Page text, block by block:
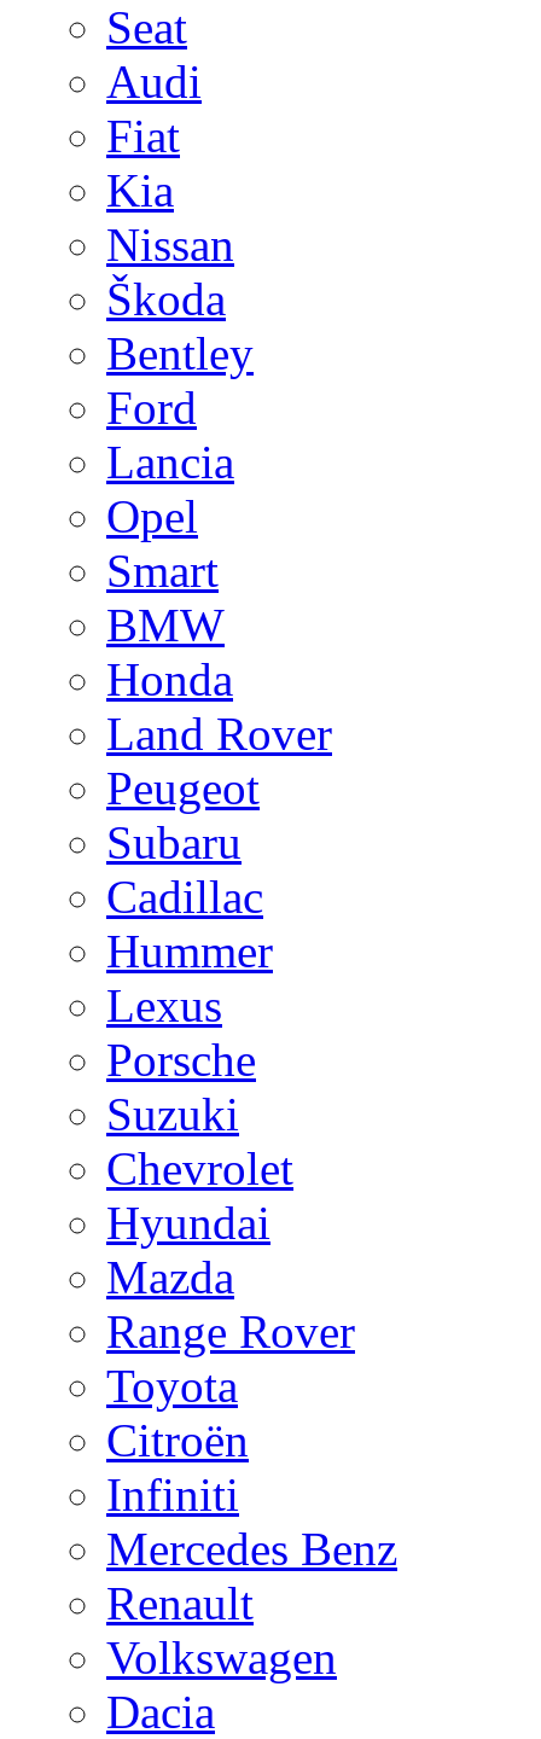
Seat
Audi
Fiat
Kia
Nissan
Škoda
Bentley
Ford
Lancia
Opel
Smart
BMW
Honda
Land Rover
Peugeot
Subaru
Cadillac
Hummer
Lexus
Porsche
Suzuki
Chevrolet
Hyundai
Mazda
Range Rover
Toyota
Citroën
Infiniti
Mercedes Benz
Renault
Volkswagen
Dacia